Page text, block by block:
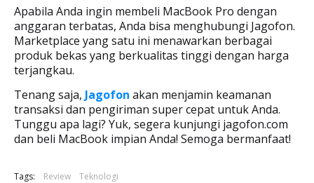
Apabila Anda ingin membeli MacBook Pro dengan
anggaran terbatas, Anda bisa menghubungi Jagofon.
Marketplace yang satu ini menawarkan berbagai
produk bekas yang berkualitas tinggi dengan harga
terjangkau.
Tenang saja, Jagofon akan menjamin keamanan
transaksi dan pengiriman super cepat untuk Anda.
Tunggu apa lagi? Yuk, segera kunjungi jagofon.com
dan beli MacBook impian Anda! Semoga bermanfaat!
Tags: Review Teknologi